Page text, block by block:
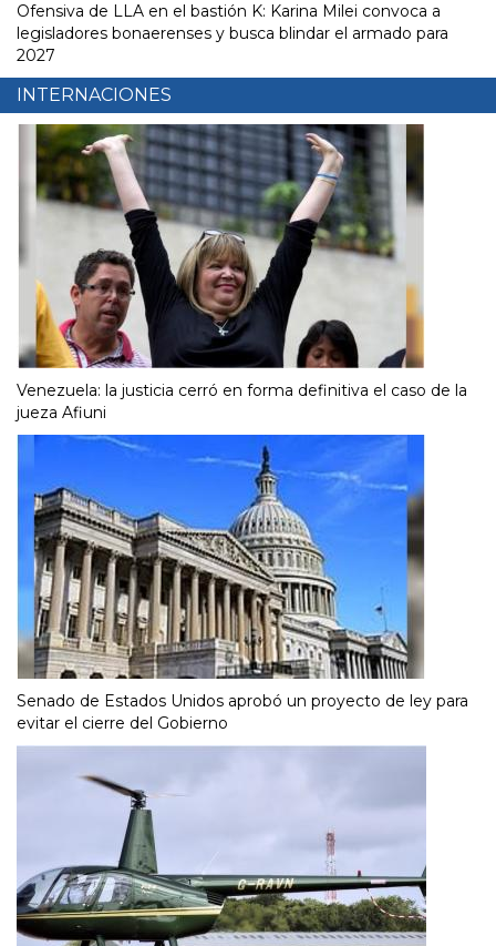
Ofensiva de LLA en el bastión K: Karina Milei convoca a
legisladores bonaerenses y busca blindar el armado para
2027
INTERNACIONES
Venezuela: la justicia cerró en forma definitiva el caso de la
jueza Afiuni
Senado de Estados Unidos aprobó un proyecto de ley para
evitar el cierre del Gobierno